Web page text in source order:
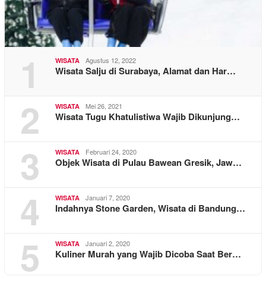
1 WISATA Agustus 12, 2022
Wisata Salju di Surabaya, Alamat dan Har…
2 WISATA Mei 26, 2021
Wisata Tugu Khatulistiwa Wajib Dikunjung…
3 WISATA Februari 24, 2020
Objek Wisata di Pulau Bawean Gresik, Jaw…
4 WISATA Januari 7, 2020
Indahnya Stone Garden, Wisata di Bandung…
5 WISATA Januari 2, 2020
Kuliner Murah yang Wajib Dicoba Saat Ber…